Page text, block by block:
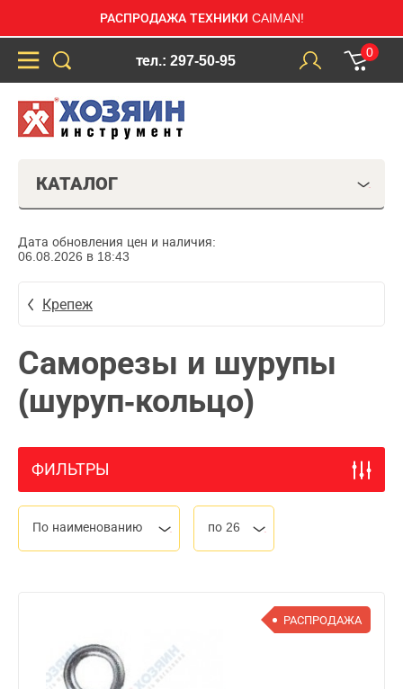
РАСПРОДАЖА ТЕХНИКИ CAIMAN!
тел.: 297-50-95
0
КАТАЛОГ
Дата обновления цен и наличия:
06.08.2026 в 18:43
Крепеж
Саморезы и шурупы
(шуруп-кольцо)
ФИЛЬТРЫ
По наименованию по 26
РАСПРОДАЖА